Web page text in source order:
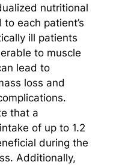
nutritional
each patient’s
ill patients
to muscle
lead to
loss and
that a
of up to 1.2
during the
Additionally,